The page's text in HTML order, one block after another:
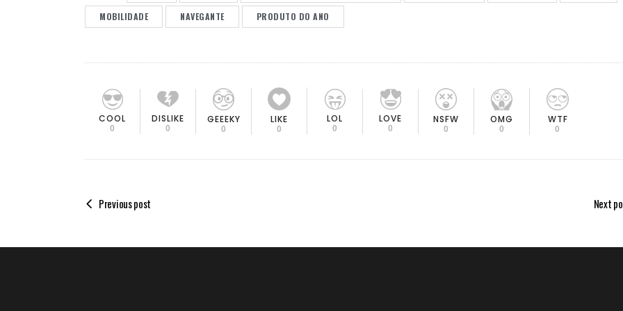
MOBILIDADE NAVEGANTE PRODUTO DO ANO
COOL
0
DISLIKE
0
GEEEKY
0
LIKE
0
LOL
0
LOVE
0
NSFW
0
OMG
0
WTF
0
Previous post Next